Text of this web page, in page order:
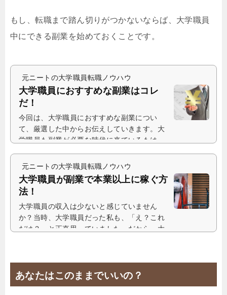
もし、転職まで踏ん切りがつかないならば、大学職員
中にできる副業を始めておくことです。
元ニートの大学職員転職ノウハウ
大学職員におすすめな副業はコレ
だ！
今回は、大学職員におすすめな副業につい
て、厳選した中からお伝えしていきます。大
学職員も副業が必要な時代に来ているもは
元ニートの大学職員転職ノウハウ
大学職員が副業で本業以上に稼ぐ方
法！
大学職員の収入は少ないと感じていません
か？当時、大学職員だった私も、「え？これ
だけ？」と正直思っていました。だから、大
あなたはこのままでいいの？